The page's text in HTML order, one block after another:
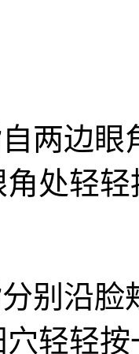
两边
处轻
别沿
轻轻